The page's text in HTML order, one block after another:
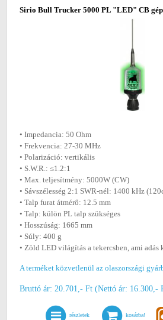
Sirio Bull Trucker 5000 PL "LED" CB
• Impedancia: 50 Ohm
• Frekvencia: 27-30 MHz
• Polarizáció: vertikális
• S.W.R.: ≤1.2:1
• Max. teljesítmény: 5000W (CW)
• Sávszélesség 2:1 SWR-nél: 1400 kHz
• Talp furat átmérő: 12.5 mm
• Talp: külön PL talp szükséges
• Hosszúság: 1665 mm
• Súly: 400 g
• Zöld LED világítás a tekercsben, ami
A terméket közvetlenül az olaszországi
Bruttó ár: 20.701,- Ft (Nettó ár: 16.300,-
részletek kosárba!